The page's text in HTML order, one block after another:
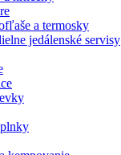
a termosky
jedálenské servisy